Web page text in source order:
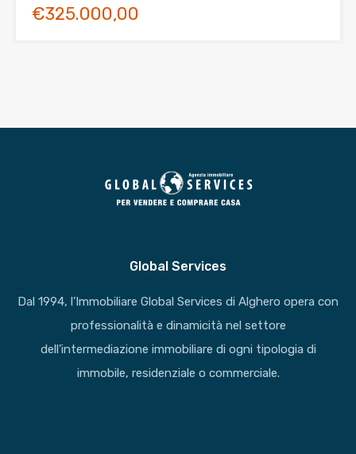
€325.000,00
Global Services
Dal 1994, l’Immobiliare Global Services di Alghero opera con
professionalità e dinamicità nel settore
dell’intermediazione immobiliare di ogni tipologia di
immobile, residenziale o commerciale.